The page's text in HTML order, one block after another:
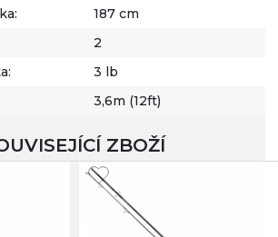
187 cm
2
3 lb
3,6m (12ft)
ZBOŽÍ